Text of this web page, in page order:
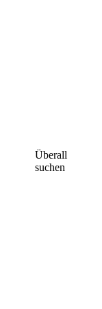
Überall
suchen